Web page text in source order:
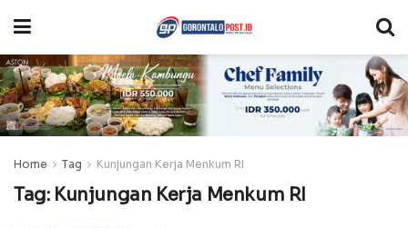
Home Tag Kunjungan Kerja Menkum RI
Tag: Kunjungan Kerja Menkum RI